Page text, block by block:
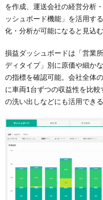
を作成、運送会社の経営分析
ッシュボード機能」を活用す
化・分析が可能になると見込む
損益ダッシュボードは「営業
ディタイプ」別に原価や細か
の指標を確認可能。会社全体
に車両1台ずつの収益性を比
の洗い出しなどにも活用できる